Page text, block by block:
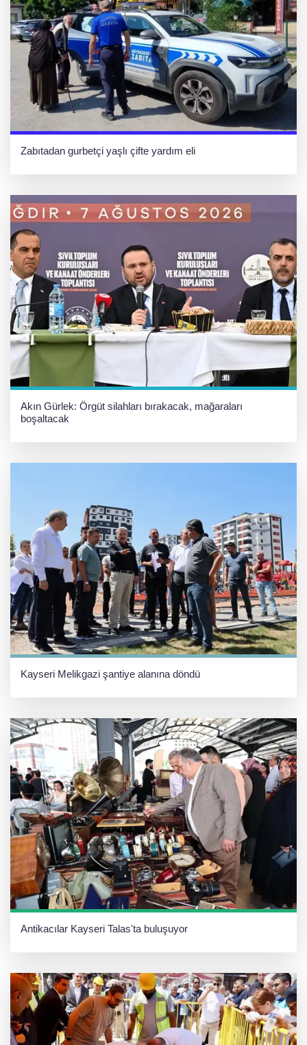
Zabıtadan gurbetçi yaşlı çifte yardım eli
Akın Gürlek: Örgüt silahları bırakacak, mağaraları
boşaltacak
Kayseri Melikgazi şantiye alanına döndü
Antikacılar Kayseri Talas'ta buluşuyor